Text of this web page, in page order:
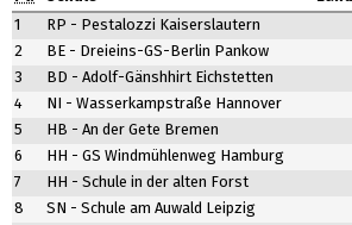
1
RP - Pestalozzi Kaiserslautern
2
BE - Dreieins-GS-Berlin Pankow
3
BD - Adolf-Gänshhirt Eichstetten
4
NI - Wasserkampstraße Hannover
5
HB - An der Gete Bremen
6
HH - GS Windmühlenweg Hamburg
7
HH - Schule in der alten Forst
8
SN - Schule am Auwald Leipzig